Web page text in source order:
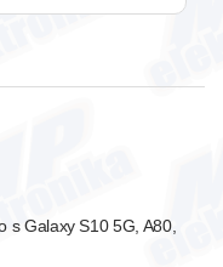
s Galaxy S10 5G, A80,